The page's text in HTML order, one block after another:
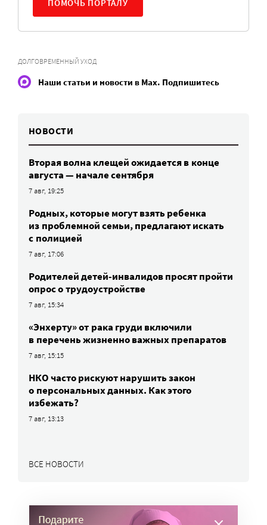
ПОМОЧЬ ПОРТАЛУ
ДОЛГОВРЕМЕННЫЙ УХОД
Наши статьи и новости в Max. Подпишитесь
НОВОСТИ
Вторая волна клещей ожидается в конце
августа — начале сентября
7 авг, 19:25
Родных, которые могут взять ребенка
из проблемной семьи, предлагают искать
с полицией
7 авг, 17:06
Родителей детей-инвалидов просят пройти
опрос о трудоустройстве
7 авг, 15:34
«Энхерту» от рака груди включили
в перечень жизненно важных препаратов
7 авг, 15:15
НКО часто рискуют нарушить закон
о персональных данных. Как этого
избежать?
7 авг, 13:13
ВСЕ НОВОСТИ